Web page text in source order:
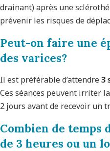
drainant) après une
prévenir les risques de
Peut-on faire une
des varices?
Il est préférable d’attendre3
Ces séances peuvent irriter
2 jours avant de recevoir un
Combien de temps
de 3 heures ou un